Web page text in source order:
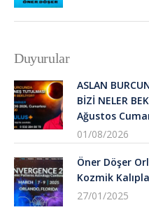
Duyurular
ASLAN
BİZİ NELER
Ağustos
01/08/2026
Öner Döşer
Kozmik
27/01/2025